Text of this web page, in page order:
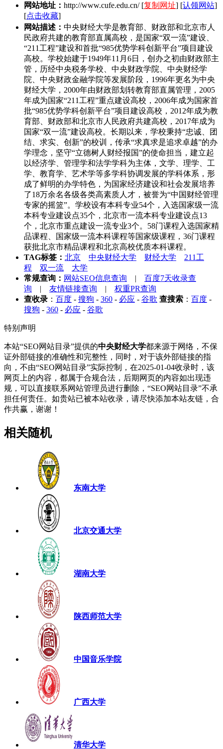
网站地址： http://www.cufe.edu.cn/ [复制网址] [认领网站]
[点击收藏]
网站描述： 中央财经大学是教育部、财政部和北京市人
民政府共建的教育部直属高校，是国家“双一流”建设、
“211工程”建设和首批“985优势学科创新平台”项目建设
高校。学校始建于1949年11月6日，创办之初由财政部主
管，历经中央税务学校、中央财政学院、中央财经学
院、中央财政金融学院等发展阶段，1996年更名为中央
财经大学，2000年由财政部划转教育部直属管理，2005
年成为国家“211工程”重点建设高校，2006年成为国家首
批“985优势学科创新平台”项目建设高校，2012年成为教
育部、财政部和北京市人民政府共建高校，2017年成为
国家“双一流”建设高校。长期以来，学校秉持“忠诚、团
结、求实、创新”的校训，传承“求真求是追求卓越”的办
学理念，坚守“立德树人财经报国”的使命担当，建立起
以经济学、管理学和法学学科为主体，文学、理学、工
学、教育学、艺术学等多学科协调发展的学科体系，形
成了鲜明的办学特色，为国家经济建设和社会发展培养
了18万余名各级各类高素质人才，被誉为“中国财经管理
专家的摇篮”。学校设有本科专业54个，入选国家级一流
本科专业建设点35个，北京市一流本科专业建设点13
个，北京市重点建设一流专业3个。58门课程入选国家精
品课程、国家级一流本科课程等国家级课程，36门课程
获批北京市精品课程和北京高校优质本科课程。
TAG标签： 北京 中央财经大学 财经大学
211工
程
双一流
大学
常规查询： 网站SEO信息查询 | 百度7天收录查
询 | 友情链接查询 | 权重PR查询
查收录 ： 百度 - 搜狗 - 360 - 必应 - 谷歌 查搜索 ： 百度 -
搜狗 - 360 - 必应 - 谷歌
特别声明
本站“SEO网站目录”提供的中央财经大学都来源于网络，不保
证外部链接的准确性和完整性，同时，对于该外部链接的指
向，不由“SEO网站目录”实际控制，在2025-01-04收录时，该
网页上的内容，都属于合规合法，后期网页的内容如出现违
规，可以直接联系网站管理员进行删除，“SEO网站目录”不承
担任何责任。如贵站已被本站收录，请尽快添加本站友链，合
作共赢，谢谢！
相关随机
东南大学
北京交通大学
湖南大学
陕西师范大学
中国音乐学院
广西大学
清华大学